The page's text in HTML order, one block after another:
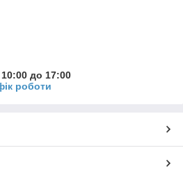
до 17:00
роботи